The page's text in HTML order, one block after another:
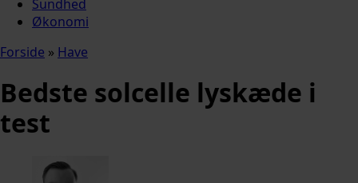
Sundhed
Økonomi
Forside » Have
Bedste solcelle lyskæde i
test